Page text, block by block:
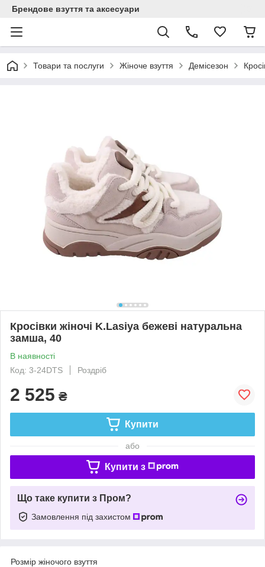
Брендове взуття та аксесуари
Товари та послуги Жіноче взуття Демісезон
Кросівки жіночі K.Lasiya бежеві натуральна
замша, 40
В наявності
Код: 3-24DTS
Роздріб
2 525 ₴
Купити
або
Купити з
Що таке купити з Пром?
Замовлення під захистом
Розмір жіночого взуття